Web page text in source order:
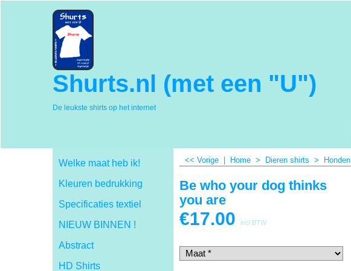
Shurts.nl (met een "U")
De leukste shirts op het internet
Welke maat heb ik!
Kleuren bedrukking
Specificaties textiel
NIEUW BINNEN !
Abstract
HD Shirts
<< Vorige Home > Dieren shirts > Honden
Be who your dog thinks
you are
€17.00 incl BTW